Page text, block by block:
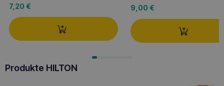
7,20 €
9,00 €
Produkte HILTON